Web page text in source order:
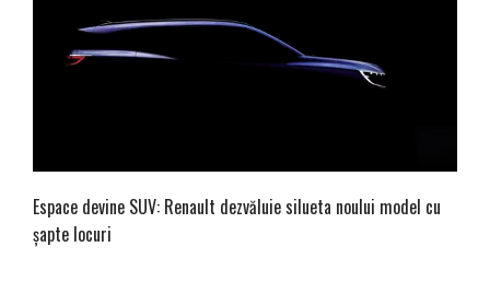
Espace devine SUV: Renault dezvăluie silueta noului model cu
șapte locuri